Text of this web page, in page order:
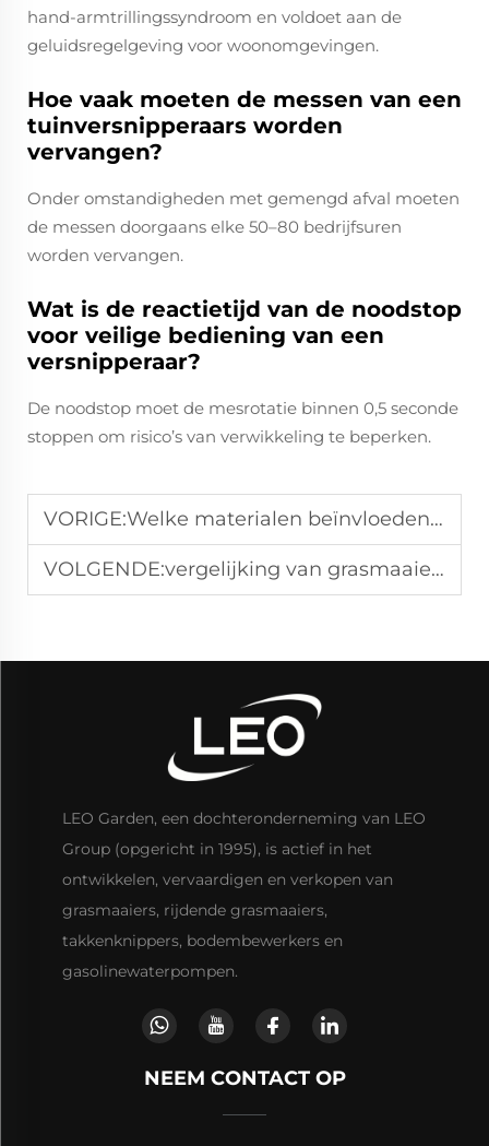
hand-armtrillingssyndroom en voldoet aan de
geluidsregelgeving voor woonomgevingen.
Hoe vaak moeten de messen van een
tuinversnipperaars worden
vervangen?
Onder omstandigheden met gemengd afval moeten
de messen doorgaans elke 50–80 bedrijfsuren
worden vervangen.
Wat is de reactietijd van de noodstop
voor veilige bediening van een
versnipperaar?
De noodstop moet de mesrotatie binnen 0,5 seconde
stoppen om risico’s van verwikkeling te beperken.
VORIGE:Welke materialen beïnvloeden de duurzaamheid van tuinsnijbladen?
VOLGENDE:vergelijking van grasmaaiers voor commerciële tuin- en landschapsprojecten
LEO Garden, een dochteronderneming van LEO
Group (opgericht in 1995), is actief in het
ontwikkelen, vervaardigen en verkopen van
grasmaaiers, rijdende grasmaaiers,
takkenknippers, bodembewerkers en
gasolinewaterpompen.
NEEM CONTACT OP